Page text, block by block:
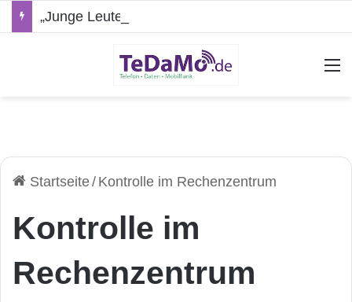
Startseite/ Kontrolle im Rechenzentrum
Kontrolle im
Rechenzentrum